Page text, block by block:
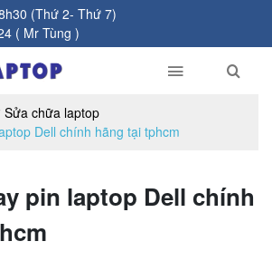
(Thứ 2- Thứ 7)
( Mr Tùng )
Sửa chữa laptop
Dell chính hãng tại tphcm
pin laptop Dell chính